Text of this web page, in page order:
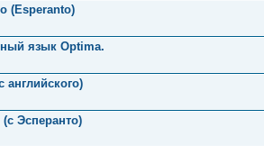
(Esperanto)
язык Optima.
Эсперанто)